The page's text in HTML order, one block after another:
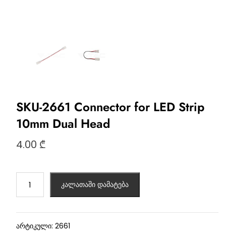
SKU-2661 Connector for LED Strip
10mm Dual Head
4.00 ₾
კალათაში დამატება
არტიკული: 2661